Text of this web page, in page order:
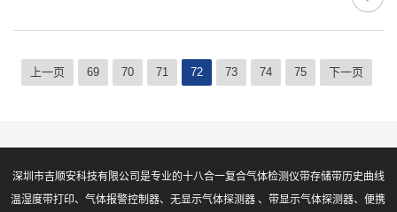
上一页 69 70 71 72 73 74 75 下一页
深圳市吉顺安科技有限公司是专业的十八合一复合气体检测仪带存储带历史曲线
温湿度带打印、气体报警控制器、无显示气体探测器 、带显示气体探测器、便携